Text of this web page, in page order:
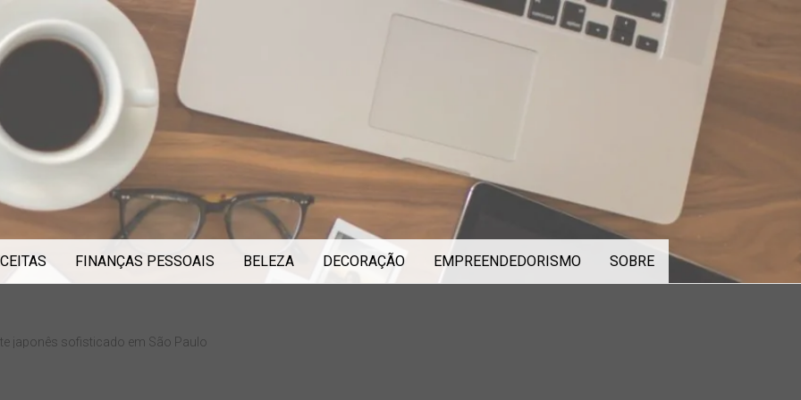
FINANÇAS PESSOAIS BELEZA DECORAÇÃO EMPREENDEDORISMO SOBRE
japonês sofisticado em São Paulo